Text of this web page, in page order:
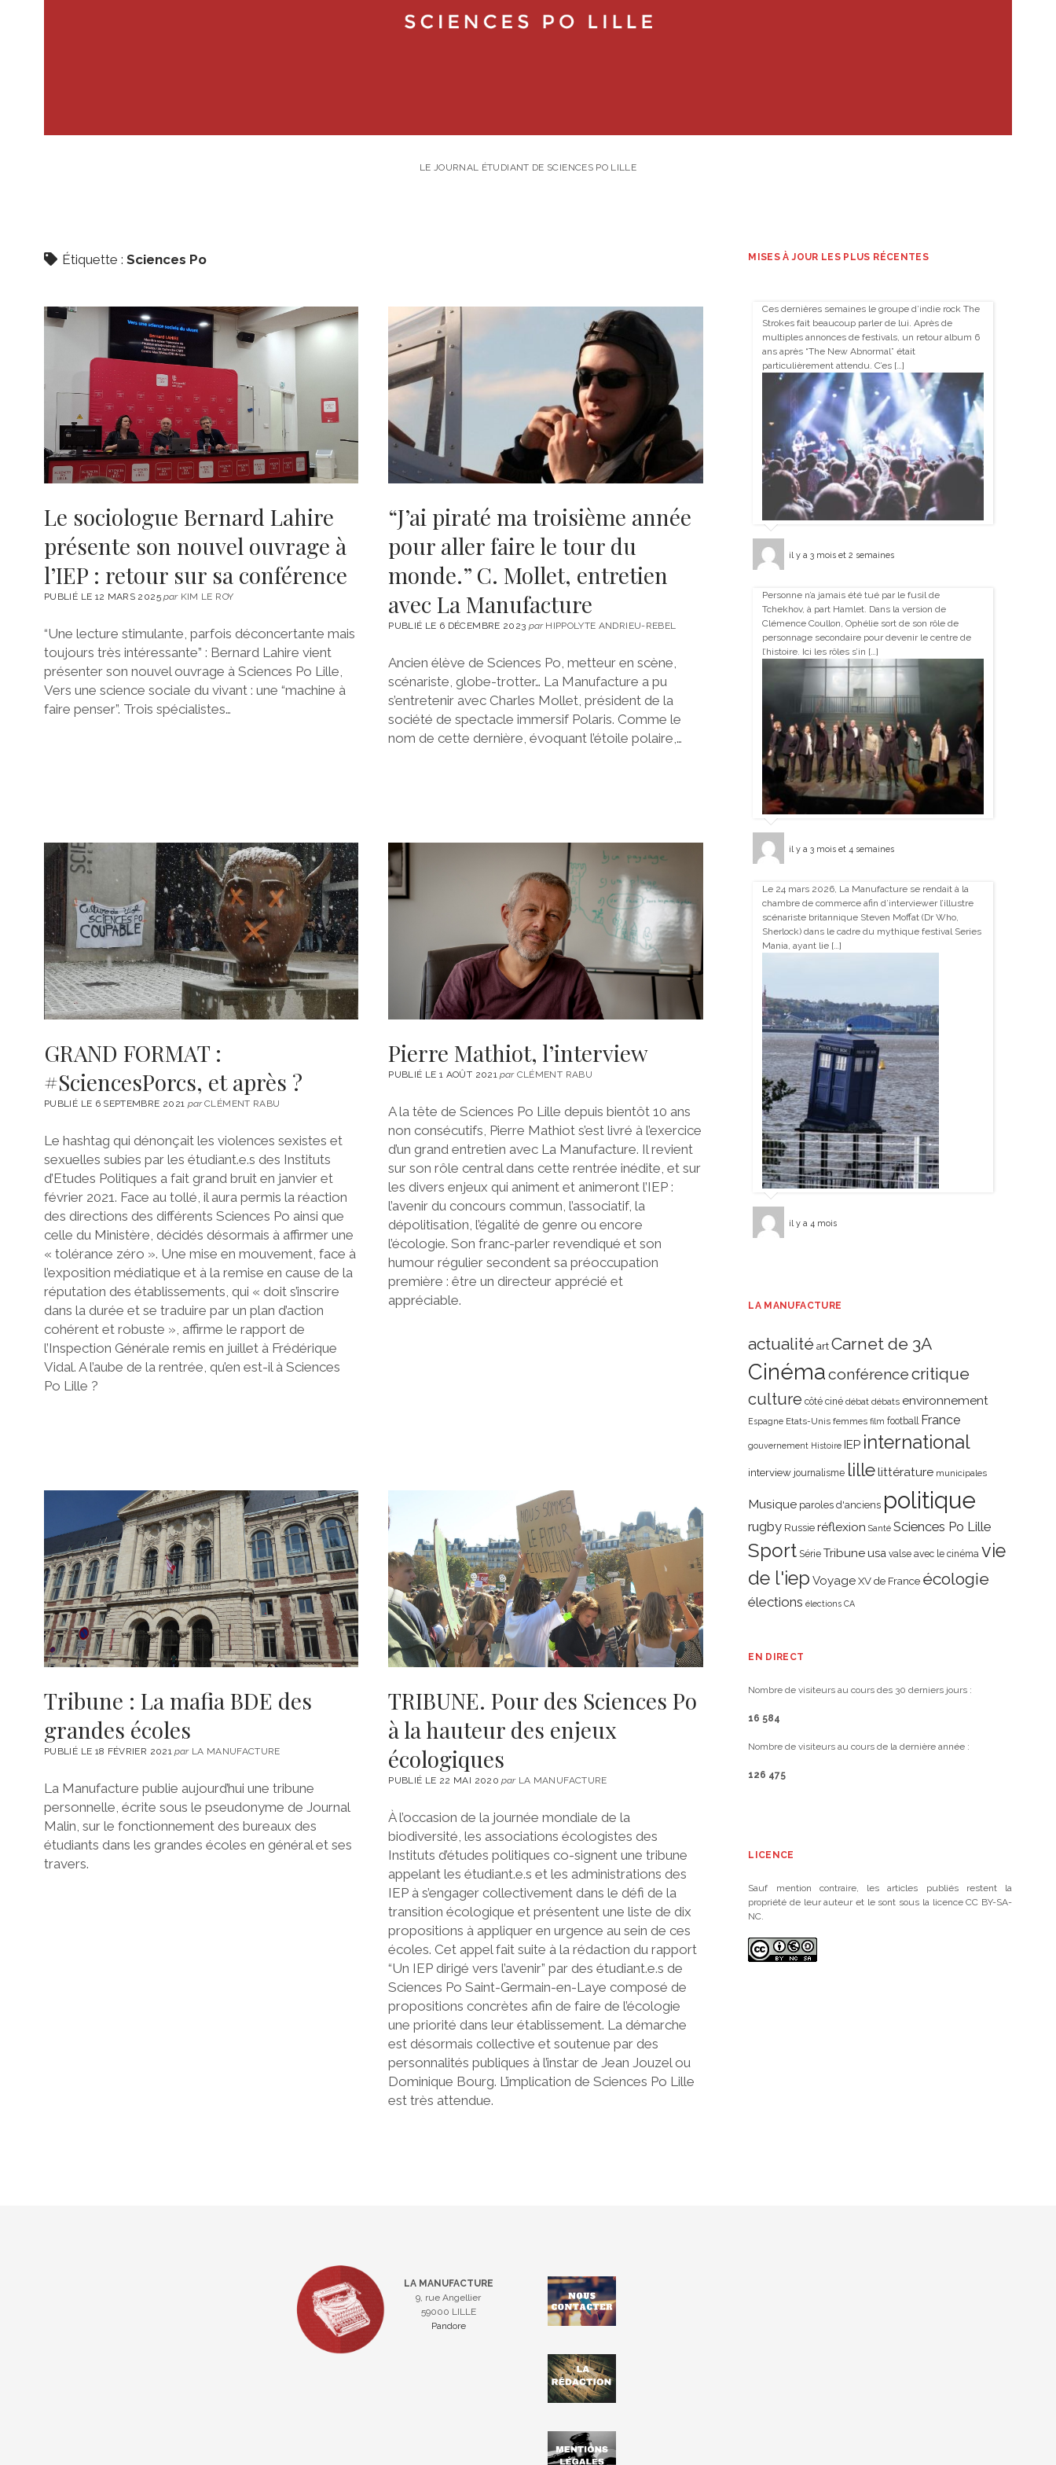
LE JOURNAL ÉTUDIANT DE SCIENCES PO LILLE
Étiquette : Sciences Po
Le sociologue Bernard Lahire
présente son nouvel ouvrage à
l’IEP : retour sur sa conférence
PUBLIÉ LE 12 MARS 2025parKIM LE ROY
“Une lecture stimulante, parfois déconcertante mais
toujours très intéressante” : Bernard Lahire vient
présenter son nouvel ouvrage à Sciences Po Lille,
Vers une science sociale du vivant : une “machine à
faire penser”. Trois spécialistes…
“J’ai piraté ma troisième année
pour aller faire le tour du
monde.” C. Mollet, entretien
avec La Manufacture
PUBLIÉ LE 6 DÉCEMBRE 2023 parHIPPOLYTE ANDRIEU-REBEL
Ancien élève de Sciences Po, metteur en scène,
scénariste, globe-trotter… La Manufacture a pu
s’entretenir avec Charles Mollet, président de la
société de spectacle immersif Polaris. Comme le
nom de cette dernière, évoquant l’étoile polaire,…
GRAND FORMAT :
#SciencesPorcs, et après ?
PUBLIÉ LE 6 SEPTEMBRE 2021 parCLÉMENT RABU
Le hashtag qui dénonçait les violences sexistes et
sexuelles subies par les étudiant.e.s des Instituts
d’Etudes Politiques a fait grand bruit en janvier et
février 2021. Face au tollé, il aura permis la réaction
des directions des différents Sciences Po ainsi que
celle du Ministère, décidés désormais à affirmer une
« tolérance zéro ». Une mise en mouvement, face à
l’exposition médiatique et à la remise en cause de la
réputation des établissements, qui « doit s’inscrire
dans la durée et se traduire par un plan d’action
cohérent et robuste », affirme le rapport de
l’Inspection Générale remis en juillet à Frédérique
Vidal. A l’aube de la rentrée, qu’en est-il à Sciences
Po Lille ?
Pierre Mathiot, l’interview
PUBLIÉ LE 1 AOÛT 2021parCLÉMENT RABU
A la tête de Sciences Po Lille depuis bientôt 10 ans
non consécutifs, Pierre Mathiot s’est livré à l’exercice
d’un grand entretien avec La Manufacture. Il revient
sur son rôle central dans cette rentrée inédite, et sur
les divers enjeux qui animent et animeront l’IEP :
l’avenir du concours commun, l’associatif, la
dépolitisation, l’égalité de genre ou encore
l’écologie. Son franc-parler revendiqué et son
humour régulier secondent sa préoccupation
première : être un directeur apprécié et
appréciable.
Tribune : La mafia BDE des
grandes écoles
PUBLIÉ LE 18 FÉVRIER 2021parLA MANUFACTURE
La Manufacture publie aujourd’hui une tribune
personnelle, écrite sous le pseudonyme de Journal
Malin, sur le fonctionnement des bureaux des
étudiants dans les grandes écoles en général et ses
travers.
TRIBUNE. Pour des Sciences Po
à la hauteur des enjeux
écologiques
PUBLIÉ LE 22 MAI 2020parLA MANUFACTURE
À l’occasion de la journée mondiale de la
biodiversité, les associations écologistes des
Instituts d’études politiques co-signent une tribune
appelant les étudiant.e.s et les administrations des
IEP à s’engager collectivement dans le défi de la
transition écologique et présentent une liste de dix
propositions à appliquer en urgence au sein de ces
écoles. Cet appel fait suite à la rédaction du rapport
“Un IEP dirigé vers l’avenir” par des étudiant.e.s de
Sciences Po Saint-Germain-en-Laye composé de
propositions concrètes afin de faire de l’écologie
une priorité dans leur établissement. La démarche
est désormais collective et soutenue par des
personnalités publiques à l’instar de Jean Jouzel ou
Dominique Bourg. L’implication de Sciences Po Lille
est très attendue.
MISES À JOUR LES PLUS RÉCENTES
Ces dernières semaines le groupe d’indie rock The
Strokes fait beaucoup parler de lui. Après de
multiples annonces de festivals, un retour album 6
ans après “The New Abnormal” était
particulièrement attendu. C’es […]
il y a 3 mois et 2 semaines
Personne n’a jamais été tué par le fusil de
Tchekhov, à part Hamlet. Dans la version de
Clémence Coullon, Ophélie sort de son rôle de
personnage secondaire pour devenir le centre de
l’histoire. Ici les rôles s’in […]
il y a 3 mois et 4 semaines
Le 24 mars 2026, La Manufacture se rendait à la
chambre de commerce afin d’interviewer l’illustre
scénariste britannique Steven Moffat (Dr Who,
Sherlock) dans le cadre du mythique festival Series
Mania, ayant lie […]
il y a 4 mois
LA MANUFACTURE
actualité art Carnet de 3A
Cinémaconférencecritique
culture côté ciné débat débats environnement
Espagne Etats-Unis femmes film football France
gouvernement Histoire IEP international
interview journalisme lillelittérature municipales
Musique paroles d'anciens politique
rugby Russie réflexion Santé Sciences Po Lille
Sport Série Tribune usa valse avec le cinéma vie
de l'iep Voyage XV de France écologie
élections élections CA
EN DIRECT
Nombre de visiteurs au cours des 30 derniers jours :
16 584
Nombre de visiteurs au cours de la dernière année :
126 475
LICENCE
Sauf mention contraire, les articles publiés restent la
propriété de leur auteur et le sont sous la licence CC BY-SA-
NC.
LA MANUFACTURE
9, rue Angellier
59000 LILLE
Pandore